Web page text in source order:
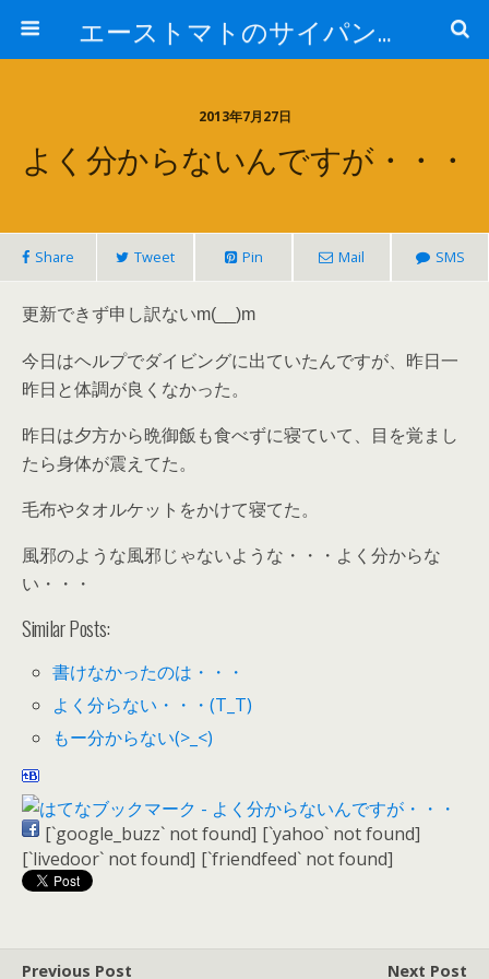
エーストマトのサイパンダイビング日記
2013年7月27日
よく分からないんですが・・・
Share Tweet Pin Mail SMS
更新できず申し訳ないm(__)m
今日はヘルプでダイビングに出ていたんですが、昨日一
昨日と体調が良くなかった。
昨日は夕方から晩御飯も食べずに寝ていて、目を覚まし
たら身体が震えてた。
毛布やタオルケットをかけて寝てた。
風邪のような風邪じゃないような・・・よく分からな
い・・・
Similar Posts:
書けなかったのは・・・
よく分らない・・・(T_T)
もー分からない(>_<)
[`google_buzz` not found] [`yahoo` not found]
[`livedoor` not found] [`friendfeed` not found]
Previous Post Next Post